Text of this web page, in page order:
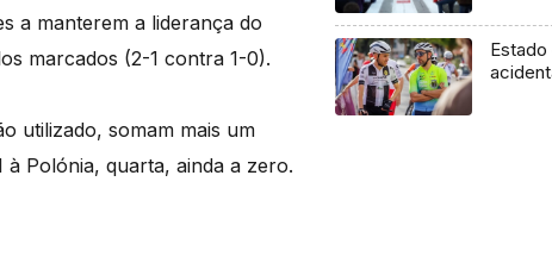
a manterem a liderança do
marcados (2-1 contra 1-0).
utilizado, somam mais um
Polónia, quarta, ainda a zero.